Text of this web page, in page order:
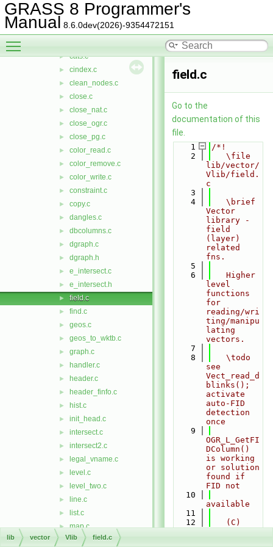
GRASS 8 Programmer's
Manual 8.6.0dev(2026)-9354472151
► build_nat.c
► build_ogr.c
► build_pg.c
► cats.c
► cindex.c
► clean_nodes.c
► close.c
► close_nat.c
► close_ogr.c
► close_pg.c
► color_read.c
► color_remove.c
► color_write.c
► constraint.c
► copy.c
► dangles.c
► dbcolumns.c
► dgraph.c
► dgraph.h
► e_intersect.c
► e_intersect.h
► field.c
► find.c
► geos.c
► geos_to_wktb.c
► graph.c
► handler.c
► header.c
► header_finfo.c
► hist.c
► init_head.c
► intersect.c
► intersect2.c
► legal_vname.c
► level.c
► level_two.c
► line.c
► list.c
► map.c
► merge_lines.c
field.c
Go to the
documentation of this
file.
    1
/*!
    2
   \file
lib/vector/
Vlib/field.
c
    3
    4
   \brief
Vector
library -
field
(layer)
related
fns.
    5
    6
   Higher
level
functions
for
reading/wri
ting/manipu
lating
vectors.
    7
    8
   \todo
see
Vect_read_d
blinks();
activate
auto-FID
detection
once
    9
OGR_L_GetFI
DColumn()
is working
or solution
found if
FID not
   10
available
   11
   12
   (C)
lib vector Vlib field.c